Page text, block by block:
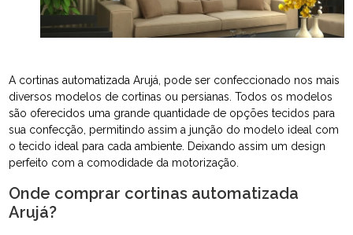
A cortinas automatizada Arujá, pode ser confeccionado nos mais
diversos modelos de cortinas ou persianas. Todos os modelos
são oferecidos uma grande quantidade de opções tecidos para
sua confecção, permitindo assim a junção do modelo ideal com
o tecido ideal para cada ambiente. Deixando assim um design
perfeito com a comodidade da motorização.
Onde comprar cortinas automatizada
Arujá?